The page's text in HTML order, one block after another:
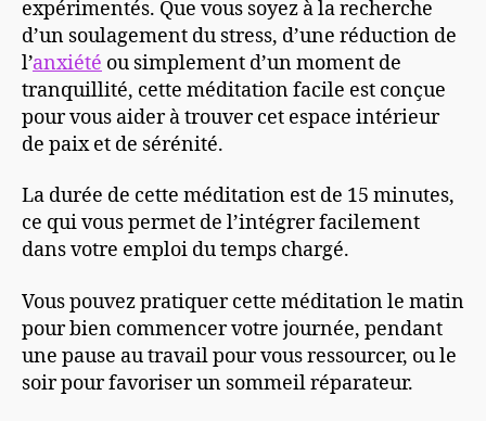
expérimentés. Que vous soyez à la recherche
d’un soulagement du stress, d’une réduction de
l’anxiété ou simplement d’un moment de
tranquillité, cette méditation facile est conçue
pour vous aider à trouver cet espace intérieur
de paix et de sérénité.
La durée de cette méditation est de 15 minutes,
ce qui vous permet de l’intégrer facilement
dans votre emploi du temps chargé.
Vous pouvez pratiquer cette méditation le matin
pour bien commencer votre journée, pendant
une pause au travail pour vous ressourcer, ou le
soir pour favoriser un sommeil réparateur.